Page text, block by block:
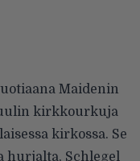
Maidenin
kirkkourkuja
kirkossa. Se
hurjalta, Schlegel